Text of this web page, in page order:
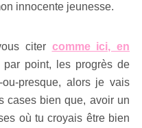
innocente jeunesse.
citer comme ici, en
par point, les progrès de
ou-presque, alors je vais
cases bien que, avoir un
où tu croyais être bien